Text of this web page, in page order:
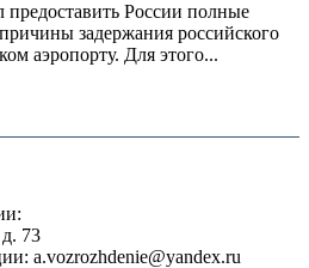
России полные
задержания российского
аэропорту. Для этого...
73
a.vozrozhdenie@yandex.ru